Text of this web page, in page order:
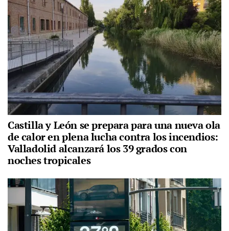
Castilla y León se prepara para una nueva ola
de calor en plena lucha contra los incendios:
Valladolid alcanzará los 39 grados con
noches tropicales